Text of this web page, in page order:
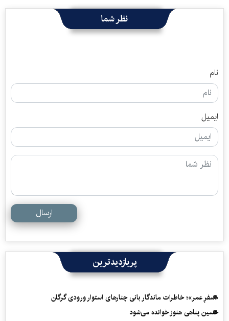
نظر شما
نام
ایمیل
ارسال
پربازدیدترین
«سفرِ عمر»؛ خاطرات ماندگار بانی چنارهای استوار ورودی گرگان
حسین پناهی هنوز خوانده می‌شود